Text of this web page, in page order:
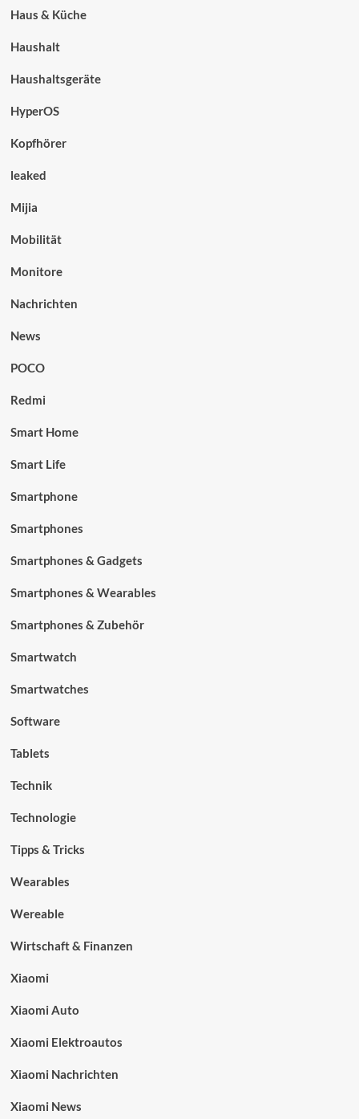
Haus & Küche
Haushalt
Haushaltsgeräte
HyperOS
Kopfhörer
leaked
Mijia
Mobilität
Monitore
Nachrichten
News
POCO
Redmi
Smart Home
Smart Life
Smartphone
Smartphones
Smartphones & Gadgets
Smartphones & Wearables
Smartphones & Zubehör
Smartwatch
Smartwatches
Software
Tablets
Technik
Technologie
Tipps & Tricks
Wearables
Wereable
Wirtschaft & Finanzen
Xiaomi
Xiaomi Auto
Xiaomi Elektroautos
Xiaomi Nachrichten
Xiaomi News